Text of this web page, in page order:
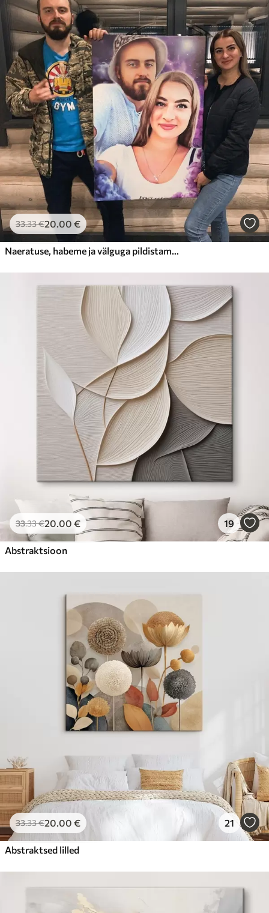
33.33€20.00 €
Naeratuse, habeme ja välguga pildistamine
33.33€20.00 € 19
Abstraktsioon
33.33€20.00 € 21
Abstraktsed lilled